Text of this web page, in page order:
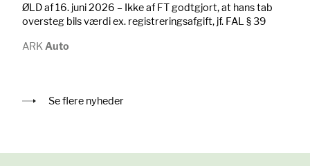
ØLD af 16. juni 2026 – Ikke af FT godtgjort, at hans tab
oversteg bils værdi ex. registreringsafgift, jf. FAL § 39
ARK Auto
Se flere nyheder